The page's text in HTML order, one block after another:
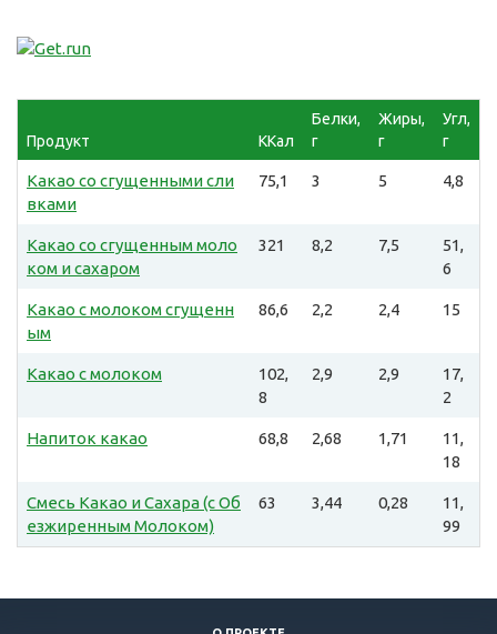
Продукт ККал
Белки,
г
Жиры,
г
Угл,
г
Какао со сгущенными сли
вками
75,1 3 5 4,8
Какао со сгущенным моло
ком и сахаром
321 8,2 7,5
51,
6
Какао с молоком сгущенн
ым
86,6 2,2 2,4 15
Какао с молоком
102,
8
2,9 2,9
17,
2
Напиток какао 68,8 2,68 1,71
11,
18
Смесь Какао и Сахара (с Об
езжиренным Молоком)
63 3,44 0,28
11,
99